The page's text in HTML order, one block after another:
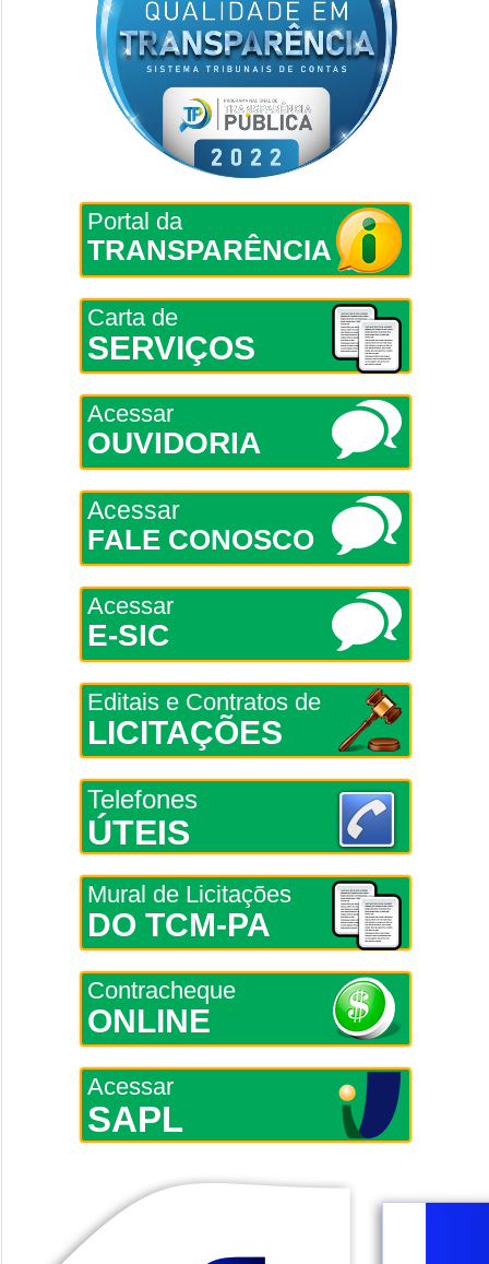
Portal da
TRANSPARÊNCIA
Carta de
SERVIÇOS
Acessar
OUVIDORIA
Acessar
FALE CONOSCO
Acessar
E-SIC
Editais e Contratos de
LICITAÇÕES
Telefones
ÚTEIS
Mural de Licitações
DO TCM-PA
Contracheque
ONLINE
Acessar
SAPL